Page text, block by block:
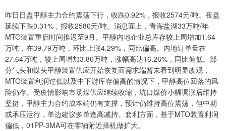
昨日日盘甲醇主力合约震荡下行，收跌0.92%，报收2574元/吨。夜盘
延续下跌0.31%，报收2580元/吨。消息面上，青海盐湖33万吨/年
MTO装置重启时间推迟至9月。甲醇内地企业总库存较上周增加1.64
万吨，在39.79万吨，环比上涨4.29%，同比偏高。内地订单量在
27.64万吨，较上周增加3.86万吨，涨幅高达16.26%，同比偏低。部
分气头和煤头甲醇装置供应开始恢复而需求端暂未看到明显改观，
MTO装置利润过低以及中下游库存偏高的情况下，甲醇高位回落的风
险仍存。受疫情影响市场煤供应继续收缩，坑口煤价小幅调涨后维持
坚挺，甲醇主力合约成本端仍有支撑，预计仍维持高位震荡，但中期
或承压运行，单边建议多单逢高减持。套利方面，基于MTO装置利润
偏低，01PP-3MA可在零轴附近择机做扩大。